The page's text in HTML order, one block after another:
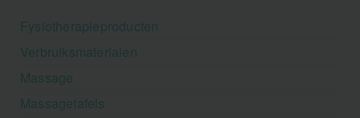
Fysiotherapieproducten
Verbruiksmaterialen
Massage
Massagetafels